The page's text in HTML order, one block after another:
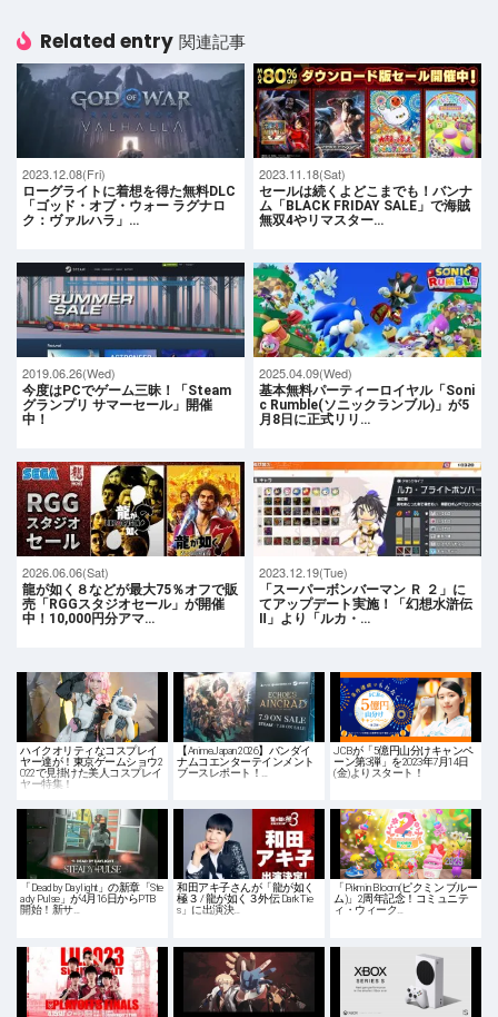
Related entry 関連記事
2023.12.08(Fri)
ローグライトに着想を得た無料DLC
「ゴッド・オブ・ウォー ラグナロ
ク：ヴァルハラ」…
2023.11.18(Sat)
セールは続くよどこまでも！バンナ
ム「BLACK FRIDAY SALE」で海賊
無双4やリマスター…
2019.06.26(Wed)
今度はPCでゲーム三昧！「Steam
グランプリ サマーセール」開催
中！
2025.04.09(Wed)
基本無料パーティーロイヤル「Soni
c Rumble(ソニックランブル)」が5
月8日に正式リリ…
2026.06.06(Sat)
龍が如く８などが最大75％オフで販
売「RGGスタジオセール」が開催
中！10,000円分アマ…
2023.12.19(Tue)
「スーパーボンバーマン Ｒ ２」に
てアップデート実施！「幻想水滸伝
Ⅱ」より「ルカ・…
ハイクオリティなコスプレイ
ヤー達が！東京ゲームショウ2
022で見掛けた美人コスプレイ
ヤー特集！
【AnimeJapan 2026】バンダイ
ナムコエンターテインメント
ブースレポート！…
JCBが「5億円山分けキャンペ
ーン第3弾」を2023年7月14日
(金)よりスタート！
「Dead by Daylight」の新章「Ste
ady Pulse」が4月16日からPTB
開始！新サ…
和田アキ子さんが「龍が如く
極３ / 龍が如く３外伝 Dark Tie
s」に出演決…
「Pikmin Bloom(ピクミン ブルー
ム)」2周年記念！コミュニテ
ィ・ウィーク…